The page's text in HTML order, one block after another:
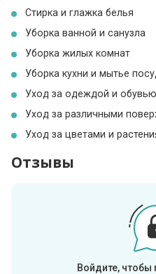
Стирка и глажка белья
Уборка ванной и санузла
Уборка жилых комнат
Уборка кухни и мытье
Уход за одеждой и обувью
Уход за различными
Уход за цветами и
Отзывы
Войдите, чтобы